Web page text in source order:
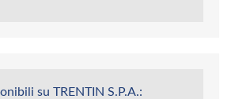
su TRENTIN S.P.A.: